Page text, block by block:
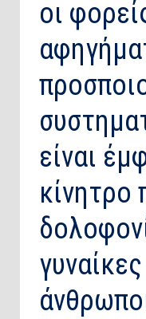
οι
είναι
κίνητρο
γυναίκες